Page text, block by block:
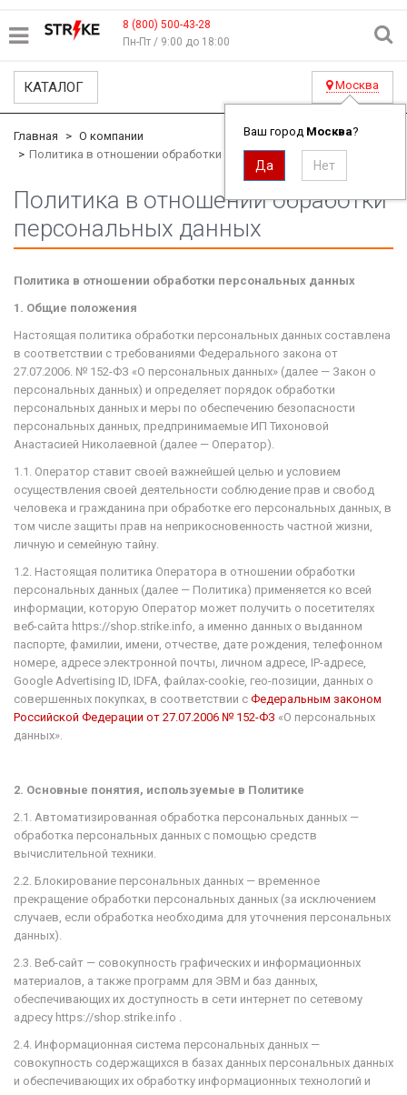
8 (800) 500-43-28
Пн-Пт / 9:00 до 18:00
КАТАЛОГ Москва
Ваш город Москва?
Главная
О компании
​Политика в отношении обработки персональных данных
​Политика в отношении обработки
персональных данных
Политика в отношении обработки персональных данных
1. Общие положения
Настоящая политика обработки персональных данных составлена
в соответствии с требованиями Федерального закона от
27.07.2006. № 152-ФЗ «О персональных данных» (далее — Закон о
персональных данных) и определяет порядок обработки
персональных данных и меры по обеспечению безопасности
персональных данных, предпринимаемые ИП Тихоновой
Анастасией Николаевной (далее — Оператор).
1.1. Оператор ставит своей важнейшей целью и условием
осуществления своей деятельности соблюдение прав и свобод
человека и гражданина при обработке его персональных данных, в
том числе защиты прав на неприкосновенность частной жизни,
личную и семейную тайну.
1.2. Настоящая политика Оператора в отношении обработки
персональных данных (далее — Политика) применяется ко всей
информации, которую Оператор может получить о посетителях
веб-сайта https://shop.strike.info, а именно данных о выданном
паспорте, фамилии, имени, отчестве, дате рождения, телефонном
номере, адресе электронной почты, личном адресе, IP-адресе,
Google Advertising ID, IDFA, файлах-cookie, гео-позиции, данных о
совершенных покупках, в соответствии с Федеральным законом
Российской Федерации от 27.07.2006 № 152-ФЗ «О персональных
данных».
2. Основные понятия, используемые в Политике
2.1. Автоматизированная обработка персональных данных —
обработка персональных данных с помощью средств
вычислительной техники.
2.2. Блокирование персональных данных — временное
прекращение обработки персональных данных (за исключением
случаев, если обработка необходима для уточнения персональных
данных).
2.3. Веб-сайт — совокупность графических и информационных
материалов, а также программ для ЭВМ и баз данных,
обеспечивающих их доступность в сети интернет по сетевому
адресу https://shop.strike.info .
2.4. Информационная система персональных данных —
совокупность содержащихся в базах данных персональных данных
и обеспечивающих их обработку информационных технологий и